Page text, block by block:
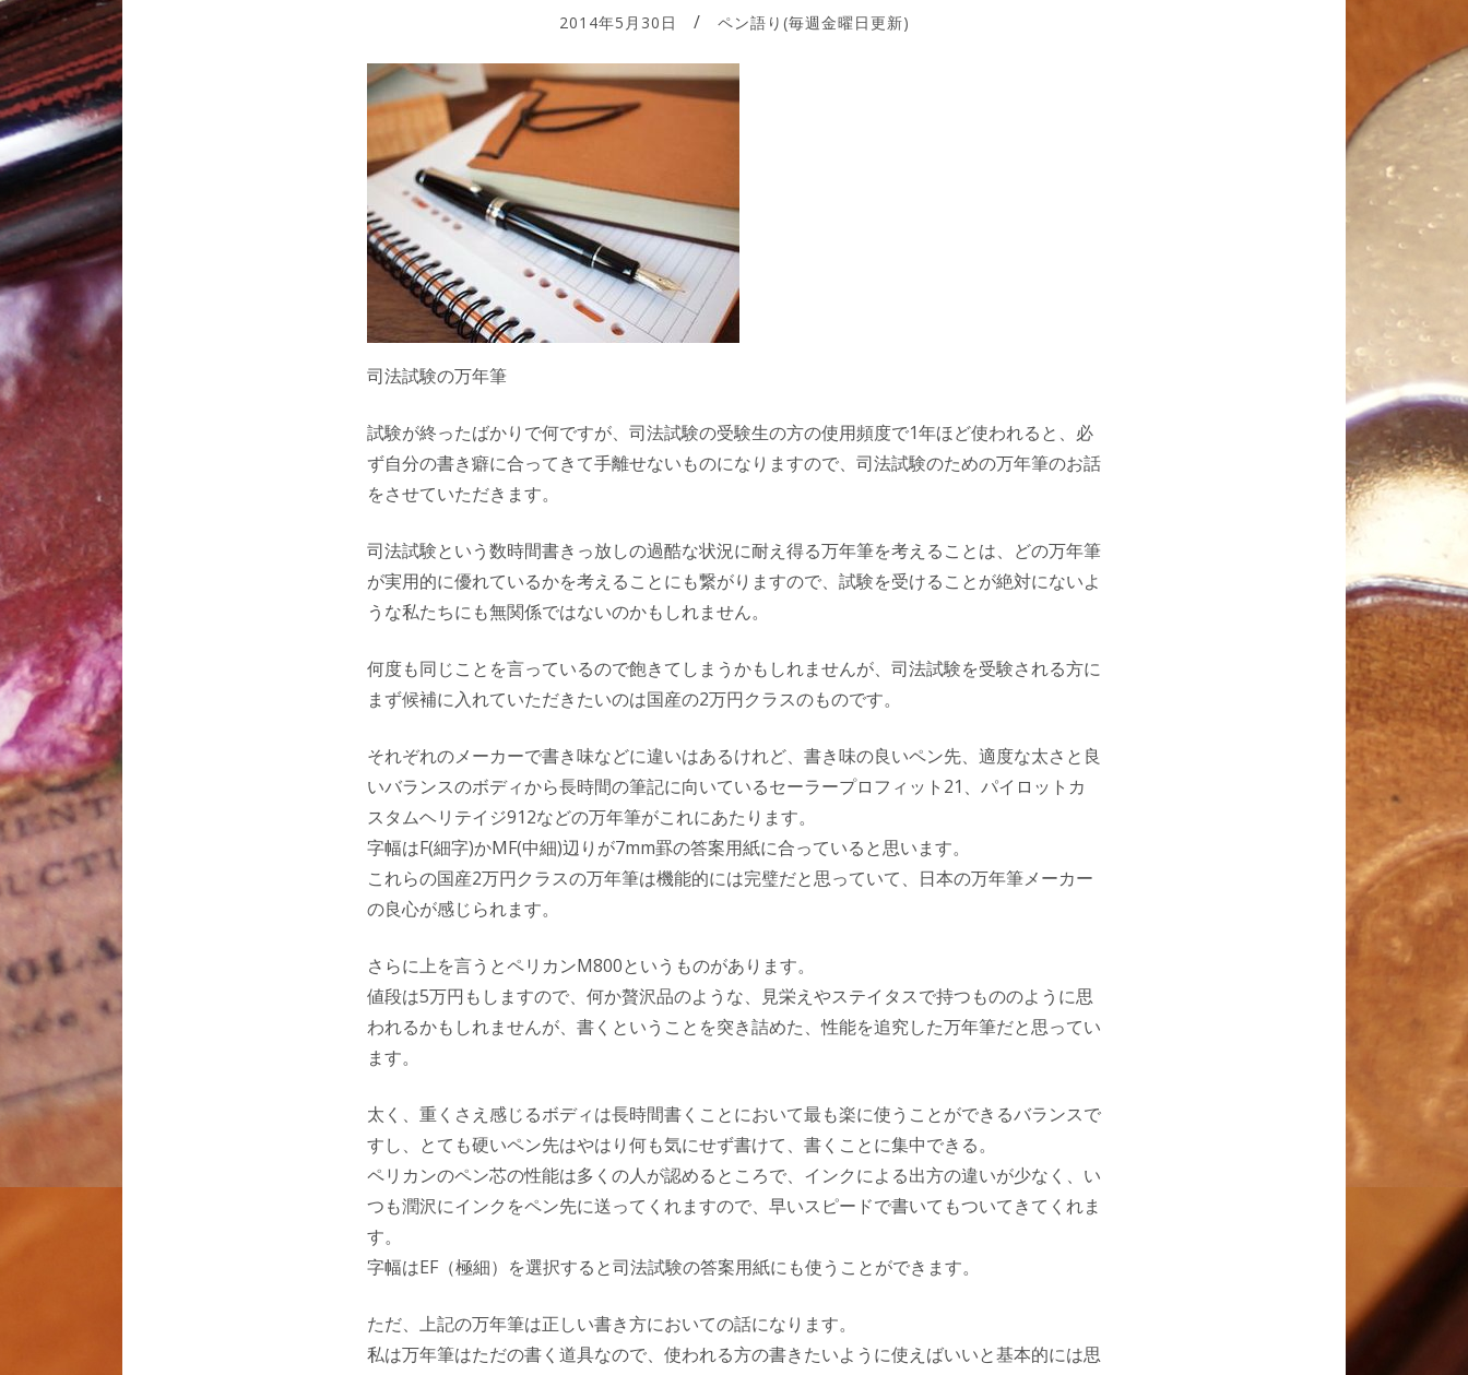
2014年5月30日 ペン語り(毎週金曜日更新)
司法試験の万年筆
試験が終ったばかりで何ですが、司法試験の受験生の方の使用頻度で1年ほど使われると、必
ず自分の書き癖に合ってきて手離せないものになりますので、司法試験のための万年筆のお話
をさせていただきます。
司法試験という数時間書きっ放しの過酷な状況に耐え得る万年筆を考えることは、どの万年筆
が実用的に優れているかを考えることにも繋がりますので、試験を受けることが絶対にないよ
うな私たちにも無関係ではないのかもしれません。
何度も同じことを言っているので飽きてしまうかもしれませんが、司法試験を受験される方に
まず候補に入れていただきたいのは国産の2万円クラスのものです。
それぞれのメーカーで書き味などに違いはあるけれど、書き味の良いペン先、適度な太さと良
いバランスのボディから長時間の筆記に向いているセーラープロフィット21、パイロットカ
スタムヘリテイジ912などの万年筆がこれにあたります。
字幅はF(細字)かMF(中細)辺りが7mm罫の答案用紙に合っていると思います。
これらの国産2万円クラスの万年筆は機能的には完璧だと思っていて、日本の万年筆メーカー
の良心が感じられます。
さらに上を言うとペリカンM800というものがあります。
値段は5万円もしますので、何か贅沢品のような、見栄えやステイタスで持つもののように思
われるかもしれませんが、書くということを突き詰めた、性能を追究した万年筆だと思ってい
ます。
太く、重くさえ感じるボディは長時間書くことにおいて最も楽に使うことができるバランスで
すし、とても硬いペン先はやはり何も気にせず書けて、書くことに集中できる。
ペリカンのペン芯の性能は多くの人が認めるところで、インクによる出方の違いが少なく、い
つも潤沢にインクをペン先に送ってくれますので、早いスピードで書いてもついてきてくれま
す。
字幅はEF（極細）を選択すると司法試験の答案用紙にも使うことができます。
ただ、上記の万年筆は正しい書き方においての話になります。
私は万年筆はただの書く道具なので、使われる方の書きたいように使えばいいと基本的には思